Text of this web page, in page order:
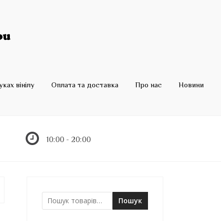
вінілу Оплата та доставка Про нас Новини
10:00 - 20:00
Ш
Пошук